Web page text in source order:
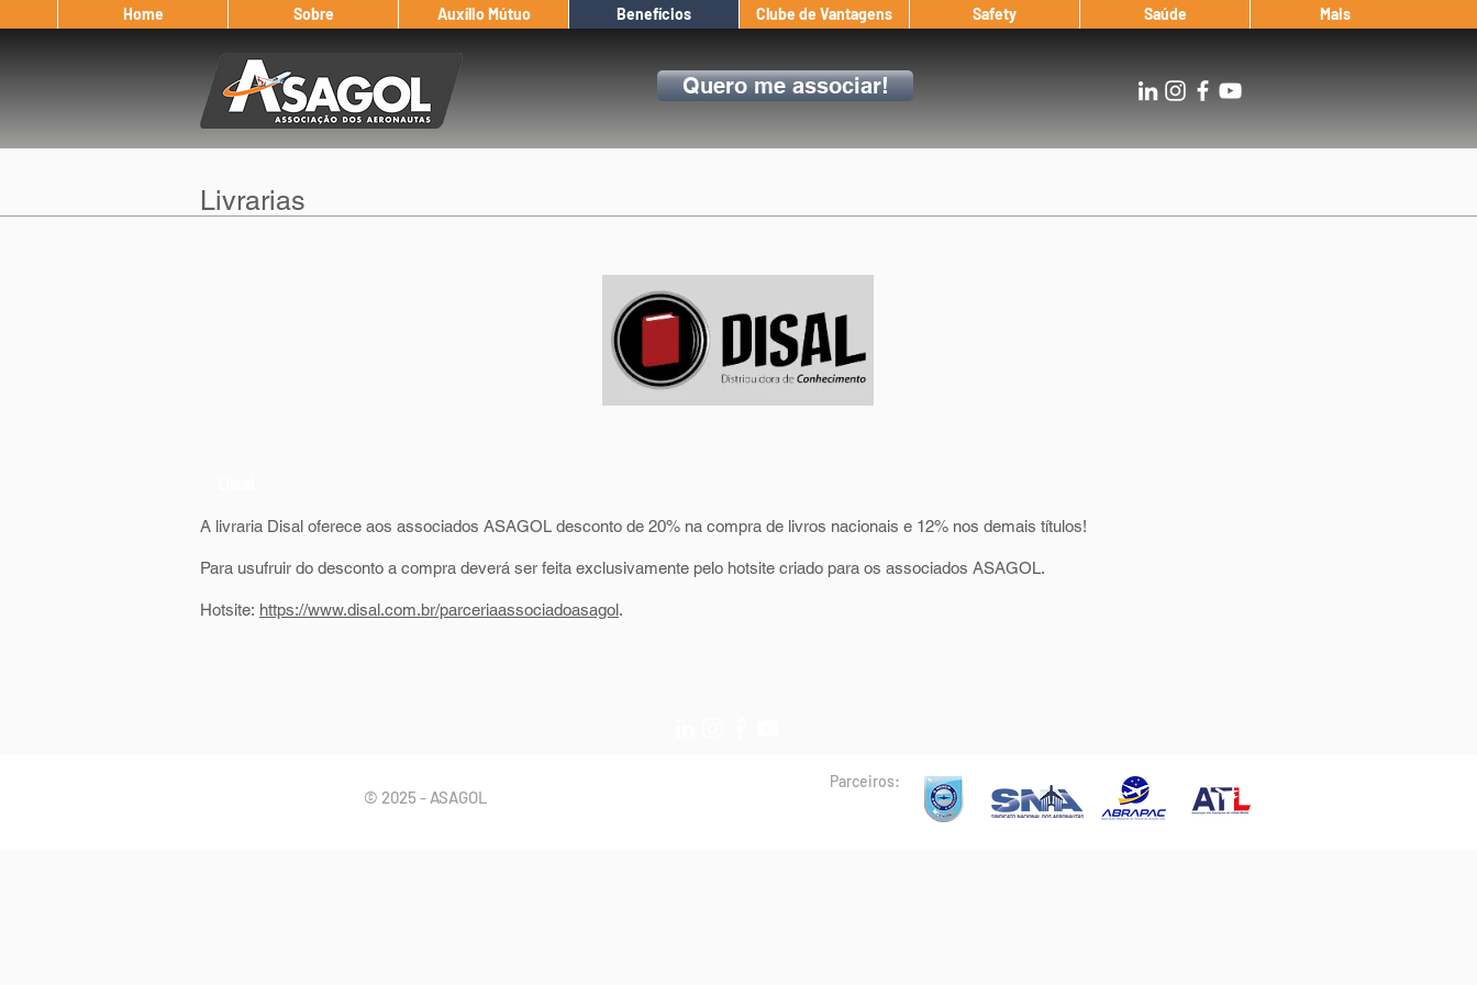
Home Sobre Auxílio Mútuo Benefícios Clube de Vantagens Safety Saúde Mais
Quero me associar!
Livrarias
A livraria Disal oferece aos associados ASAGOL desconto de 20% na compra de livros nacionais e 12% nos demais títulos!
Para usufruir do desconto a compra deverá ser feita exclusivamente pelo hotsite criado para os associados ASAGOL.
Hotsite: https://www.disal.com.br/parceriaassociadoasagol.
© 2025 - ASAGOL
Parceiros: